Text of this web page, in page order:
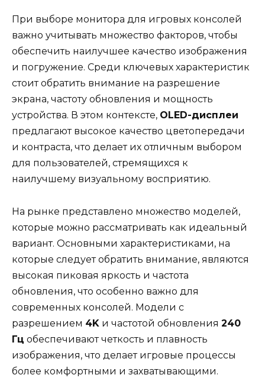
При выборе монитора для игровых консолей
важно учитывать множество факторов, чтобы
обеспечить наилучшее качество изображения
и погружение. Среди ключевых характеристик
стоит обратить внимание на разрешение
экрана, частоту обновления и мощность
устройства. В этом контексте, OLED-дисплеи
предлагают высокое качество цветопередачи
и контраста, что делает их отличным выбором
для пользователей, стремящихся к
наилучшему визуальному восприятию.
На рынке представлено множество моделей,
которые можно рассматривать как идеальный
вариант. Основными характеристиками, на
которые следует обратить внимание, являются
высокая пиковая яркость и частота
обновления, что особенно важно для
современных консолей. Модели с
разрешением 4K и частотой обновления 240
Гц обеспечивают четкость и плавность
изображения, что делает игровые процессы
более комфортными и захватывающими.